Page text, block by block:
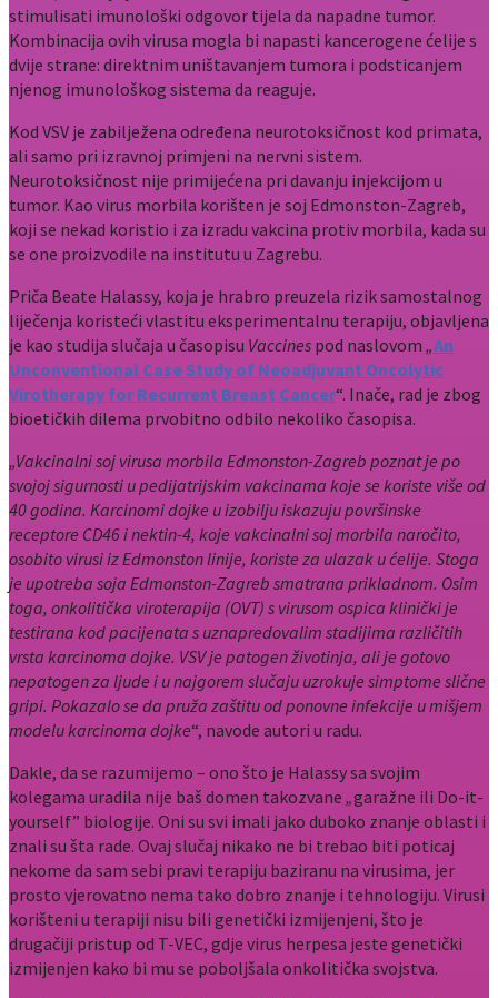
stimulisati imunološki odgovor tijela da napadne tumor.
Kombinacija ovih virusa mogla bi napasti kancerogene ćelije s
dvije strane: direktnim uništavanjem tumora i podsticanjem
njenog imunološkog sistema da reaguje.
Kod VSV je zabilježena određena neurotoksičnost kod primata,
ali samo pri izravnoj primjeni na nervni sistem.
Neurotoksičnost nije primijećena pri davanju injekcijom u
tumor. Kao virus morbila korišten je soj Edmonston-Zagreb,
koji se nekad koristio i za izradu vakcina protiv morbila, kada su
se one proizvodile na institutu u Zagrebu.
Priča Beate Halassy, koja je hrabro preuzela rizik samostalnog
liječenja koristeći vlastitu eksperimentalnu terapiju, objavljena
je kao studija slučaja u časopisu Vaccines pod naslovom „An
Unconventional Case Study of Neoadjuvant Oncolytic
Virotherapy for Recurrent Breast Cancer“. Inače, rad je zbog
bioetičkih dilema prvobitno odbilo nekoliko časopisa.
„Vakcinalni soj virusa morbila Edmonston-Zagreb poznat je po
svojoj sigurnosti u pedijatrijskim vakcinama koje se koriste više od
40 godina. Karcinomi dojke u izobilju iskazuju površinske
receptore CD46 i nektin-4, koje vakcinalni soj morbila naročito,
osobito virusi iz Edmonston linije, koriste za ulazak u ćelije. Stoga
je upotreba soja Edmonston-Zagreb smatrana prikladnom. Osim
toga, onkolitička viroterapija (OVT) s virusom ospica klinički je
testirana kod pacijenata s uznapredovalim stadijima različitih
vrsta karcinoma dojke. VSV je patogen životinja, ali je gotovo
nepatogen za ljude i u najgorem slučaju uzrokuje simptome slične
gripi. Pokazalo se da pruža zaštitu od ponovne infekcije u mišjem
modelu karcinoma dojke“, navode autori u radu.
Dakle, da se razumijemo – ono što je Halassy sa svojim
kolegama uradila nije baš domen takozvane „garažne ili Do-it-
yourself” biologije. Oni su svi imali jako duboko znanje oblasti i
znali su šta rade. Ovaj slučaj nikako ne bi trebao biti poticaj
nekome da sam sebi pravi terapiju baziranu na virusima, jer
prosto vjerovatno nema tako dobro znanje i tehnologiju. Virusi
korišteni u terapiji nisu bili genetički izmijenjeni, što je
drugačiji pristup od T-VEC, gdje virus herpesa jeste genetički
izmijenjen kako bi mu se poboljšala onkolitička svojstva.